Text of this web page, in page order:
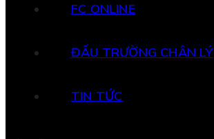
FC ONLINE
ĐẤU TRƯỜNG CHÂN LÝ
TIN TỨC